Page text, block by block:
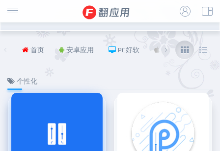
首页 安卓应用 PC好软 iOS 福利
个性化